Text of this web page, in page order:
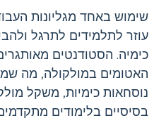
שימוש באחד מגליונות
עוזר לתלמידים לתרגל
כימיה. הסטודנטים
האטומים במולקולה, מה
נוסחאות כימיות, משקל
בסיסיים בלימודים